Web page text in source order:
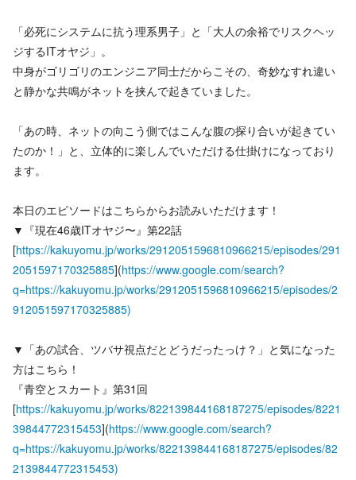
「必死にシステムに抗う理系男子」と「大人の余裕でリスクヘッ
ジするITオヤジ」。
中身がゴリゴリのエンジニア同士だからこその、奇妙なすれ違い
と静かな共鳴がネットを挟んで起きていました。
「あの時、ネットの向こう側ではこんな腹の探り合いが起きてい
たのか！」と、立体的に楽しんでいただける仕掛けになっており
ます。
本日のエピソードはこちらからお読みいただけます！
▼『現在46歳ITオヤジ〜』第22話
[https://kakuyomu.jp/works/2912051596810966215/episodes/291
2051597170325885](https://www.google.com/search?
q=https://kakuyomu.jp/works/2912051596810966215/episodes/2
912051597170325885)
▼「あの試合、ツバサ視点だとどうだったっけ？」と気になった
方はこちら！
『青空とスカート』第31回
[https://kakuyomu.jp/works/822139844168187275/episodes/8221
39844772315453](https://www.google.com/search?
q=https://kakuyomu.jp/works/822139844168187275/episodes/82
2139844772315453)